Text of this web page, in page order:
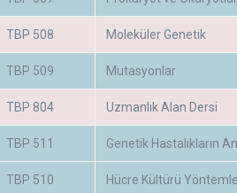
TBP 508 Moleküler Genetik
TBP 509 Mutasyonlar
TBP 804 Uzmanlık Alan Dersi
TBP 511 Genetik Hastalıkların
TBP 510 Hücre Kültürü